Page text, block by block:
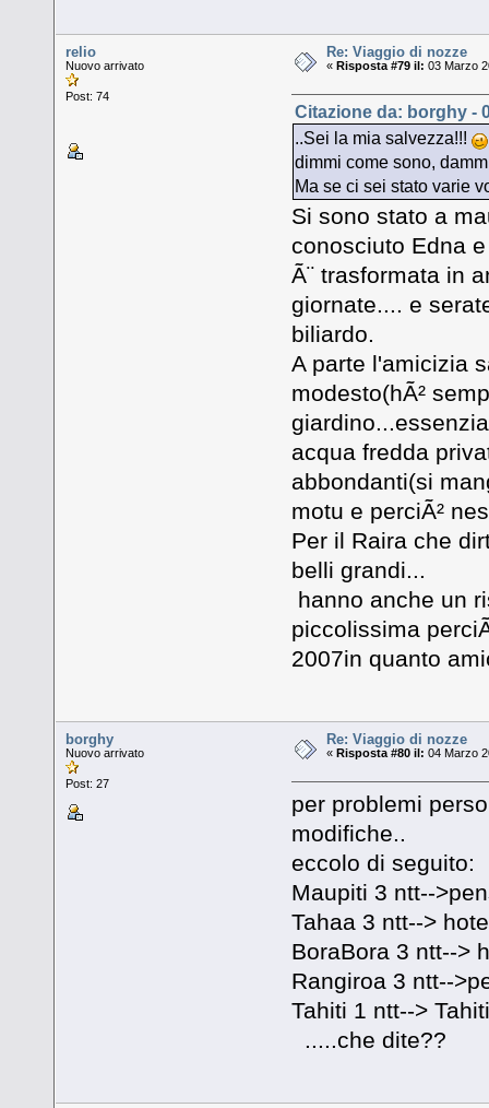
relio
Nuovo arrivato
Post: 74
Re: Viaggio di nozze
«Risposta #79 il: 03 Marzo
Citazione da: borghy -
..Sei la mia salvezza!!!
dimmi come sono,
Ma se ci sei stato varie
Si sono stato a
conosciuto Edna
Ã¨ trasformata in
giornate.... e
biliardo.
A parte l'amicizia
modesto(hÃ²
acqua fredda
abbondanti(si
motu e perciÃ²
Per il Raira che
belli grandi...
hanno anche un
piccolissima
2007in quanto
borghy
Nuovo arrivato
Post: 27
Re: Viaggio di nozze
«Risposta #80 il: 04 Marzo
per problemi
modifiche..
eccolo di seguito:
Maupiti 3 ntt--
Tahaa 3 ntt-->
BoraBora 3 ntt-->
Rangiroa 3 ntt--
Tahiti 1 ntt-->
.....che dite??